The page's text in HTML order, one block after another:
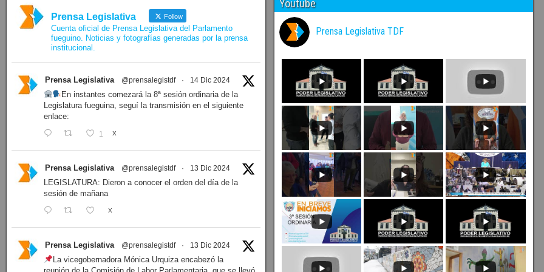
Prensa Legislativa Follow
Cuenta oficial de Prensa Legislativa del Parlamento
fueguino. Noticias y fotografías generadas por la prensa
institucional.
Prensa Legislativa @prensalegistdf · 14 Dic 2024
En instantes comezará la 8ª sesión ordinaria de la
Legislatura fueguina, seguí la transmisión en el siguiente
enlace:
1 X
Prensa Legislativa @prensalegistdf · 13 Dic 2024
LEGISLATURA: Dieron a conocer el orden del día de la
sesión de mañana
X
Prensa Legislativa @prensalegistdf · 13 Dic 2024
La vicegobernadora Mónica Urquiza encabezó la
Youtube
Prensa Legislativa TDF